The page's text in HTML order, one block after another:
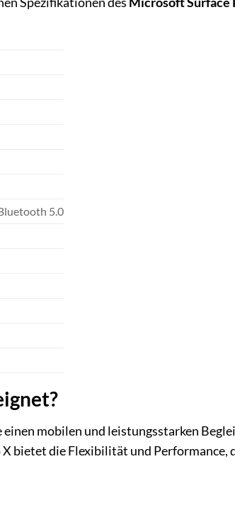
5.0
mobilen und leistungsstarken
bietet die Flexibilität und Performance,